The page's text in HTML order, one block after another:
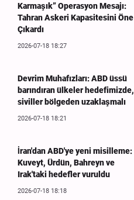
Karmaşık” Operasyon Mesajı:
Tahran Askeri Kapasitesini Öne
Çıkardı
2026-07-18 18:27
Devrim Muhafızları: ABD üssü
barındıran ülkeler hedefimizde,
siviller bölgeden uzaklaşmalı
2026-07-18 18:21
İran'dan ABD'ye yeni misilleme:
Kuveyt, Ürdün, Bahreyn ve
Irak'taki hedefler vuruldu
2026-07-18 18:18